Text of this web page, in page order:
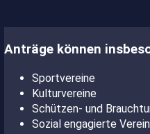
Anträge können
Sportvereine
Kulturvereine
Schützen- und
Sozial engagierte